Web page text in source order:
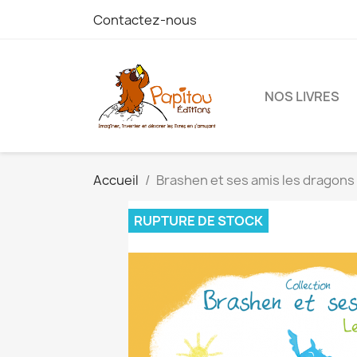
Contactez-nous
NOS LIVRES
Accueil Brashen et ses amis les dragons
RUPTURE DE STOCK